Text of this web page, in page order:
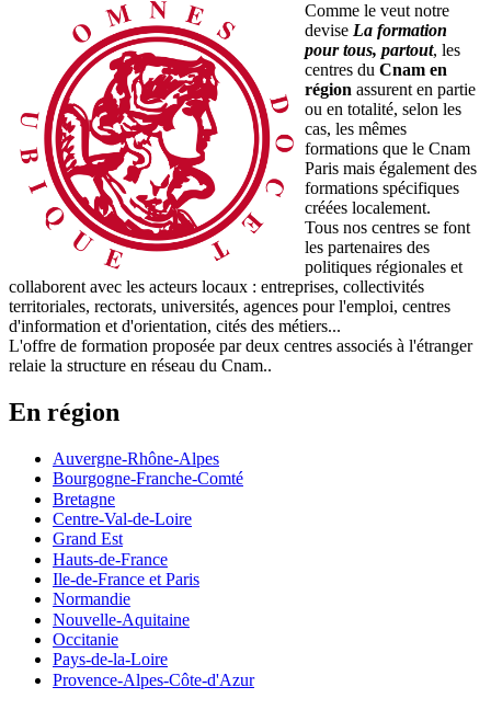
Comme le veut notre
devise La formation
pour tous, partout, les
centres du Cnam en
région assurent en partie
ou en totalité, selon les
cas, les mêmes
formations que le Cnam
Paris mais également des
formations spécifiques
créées localement.
Tous nos centres se font
les partenaires des
politiques régionales et
collaborent avec les acteurs locaux : entreprises, collectivités
territoriales, rectorats, universités, agences pour l'emploi, centres
d'information et d'orientation, cités des métiers...
L'offre de formation proposée par deux centres associés à l'étranger
relaie la structure en réseau du Cnam..
En région
Auvergne-Rhône-Alpes
Bourgogne-Franche-Comté
Bretagne
Centre-Val-de-Loire
Grand Est
Hauts-de-France
Ile-de-France et Paris
Normandie
Nouvelle-Aquitaine
Occitanie
Pays-de-la-Loire
Provence-Alpes-Côte-d'Azur